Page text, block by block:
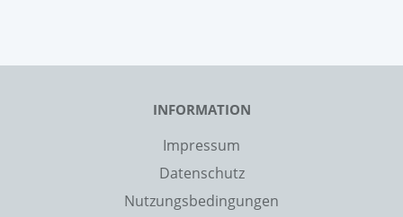
INFORMATION
Impressum
Datenschutz
Nutzungsbedingungen